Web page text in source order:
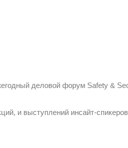
деловой форум Safety &
и выступлений инсайт-